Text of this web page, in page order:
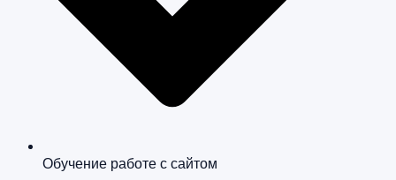
Обучение работе с сайтом